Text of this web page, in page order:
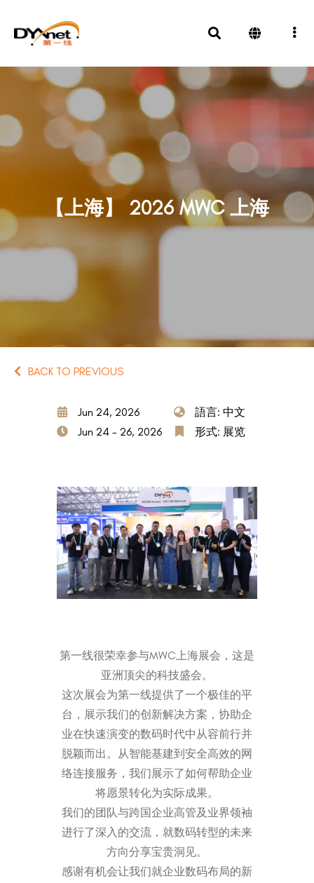
【上海】 2026 MWC 上海
BACK TO PREVIOUS
Jun 24, 2026
Jun 24 - 26, 2026
語言: 中文
形式: 展览
第一线很荣幸参与MWC上海展会，这是
亚洲顶尖的科技盛会。
这次展会为第一线提供了一个极佳的平
台，展示我们的创新解决方案，协助企
业在快速演变的数码时代中从容前行并
脱颖而出。从智能基建到安全高效的网
络连接服务，我们展示了如何帮助企业
将愿景转化为实际成果。
我们的团队与跨国企业高管及业界领袖
进行了深入的交流，就数码转型的未来
方向分享宝贵洞见。
感谢有机会让我们就企业数码布局的新